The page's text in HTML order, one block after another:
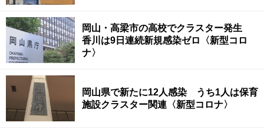
岡山・高梁市の高校でクラスター発生
香川は9日連続新規感染ゼロ〈新型コロ
ナ〉
岡山県で新たに12人感染 うち1人は保育
施設クラスター関連〈新型コロナ〉